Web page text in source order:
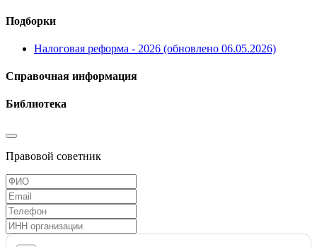
Подборки
Налоговая реформа - 2026 (обновлено 06.05.2026)
Справочная информация
Библиотека
Правовой советник